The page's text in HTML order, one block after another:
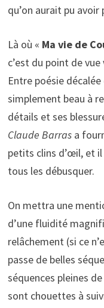
qu’on aurait pu
Là où « Ma vie de
c’est du point de
Entre poésie
simplement beau à
détails et ses
Claude Barras a
petits clins d’œil, et
tous les débusquer.
On mettra une
d’une fluidité
relâchement (si ce
passe de belles
séquences pleines
sont chouettes à